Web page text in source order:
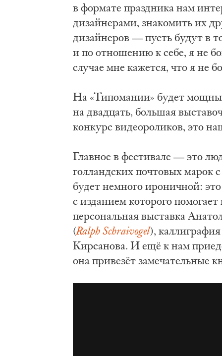
в формате праздника нам
дизайнерами, знакомить их
дизайнеров — пусть будут в
и по отношению к себе, я не
случае мне кажется, что я не
На «Типомании» будет
на двадцать, большая
конкурс видеороликов, это
Главное в фестивале — это
голландских почтовых
будет немного ироничной:
с изданием которого
персональная выставка
(Ralph Schraivogel),
Кирсанова. И ещё к нам
она привезёт замечательные